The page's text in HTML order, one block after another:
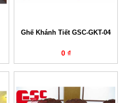
Ghế Khánh Tiết GSC-GKT-04
0 ₫